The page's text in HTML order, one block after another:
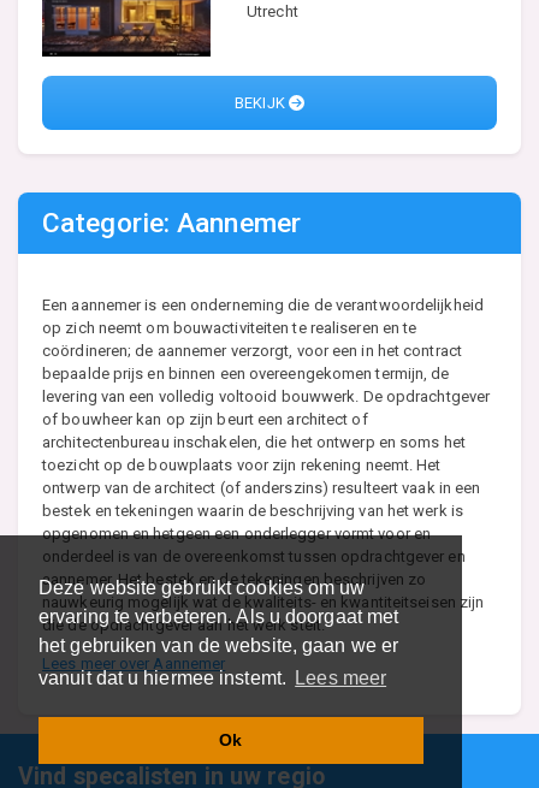
Deze website gebruikt cookies om uw
ervaring te verbeteren. Als u doorgaat met
het gebruiken van de website, gaan we er
vanuit dat u hiermee instemt.
Lees meer
Ok
Utrecht
BEKIJK
Categorie: Aannemer
Een aannemer is een onderneming die de verantwoordelijkheid
op zich neemt om bouwactiviteiten te realiseren en te
coördineren; de aannemer verzorgt, voor een in het contract
bepaalde prijs en binnen een overeengekomen termijn, de
levering van een volledig voltooid bouwwerk. De opdrachtgever
of bouwheer kan op zijn beurt een architect of
architectenbureau inschakelen, die het ontwerp en soms het
toezicht op de bouwplaats voor zijn rekening neemt. Het
ontwerp van de architect (of anderszins) resulteert vaak in een
bestek en tekeningen waarin de beschrijving van het werk is
opgenomen en hetgeen een onderlegger vormt voor en
onderdeel is van de overeenkomst tussen opdrachtgever en
aannemer. Het bestek en de tekeningen beschrijven zo
nauwkeurig mogelijk wat de kwaliteits- en kwantiteitseisen zijn
die de opdrachtgever aan het werk stelt.
Lees meer over Aannemer
Vind specalisten in uw regio